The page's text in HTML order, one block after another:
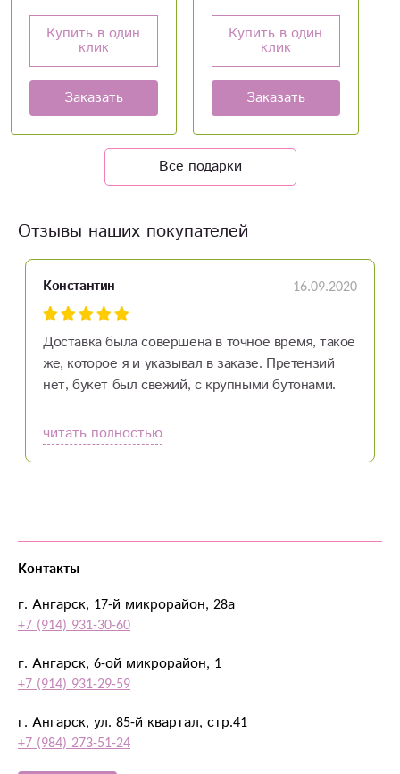
Купить в один
клик
Заказать
Купить в один
клик
Заказать
Все подарки
Отзывы наших покупателей
Константин 16.09.2020
Доставка была совершена в точное время, такое
же, которое я и указывал в заказе. Претензий
нет, букет был свежий, с крупными бутонами.
сделать ей сюрприз, заказав букет из 21 цветка.
После оформления заказа со мной связался
читать полностью
Контакты
г. Ангарск, 17-й микрорайон, 28а
+7 (914) 931-30-60
г. Ангарск, 6-ой микрорайон, 1
+7 (914) 931-29-59
г. Ангарск, ул. 85-й квартал, стр.41
+7 (984) 273-51-24